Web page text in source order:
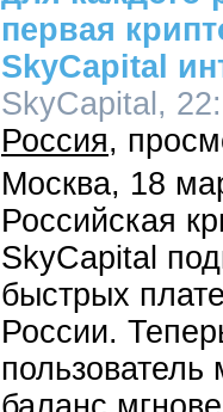
первая
SkyCapital
SkyCapital,
Россия
Москва, 18
Российская
SkyCapital
быстрых
России.
пользователь